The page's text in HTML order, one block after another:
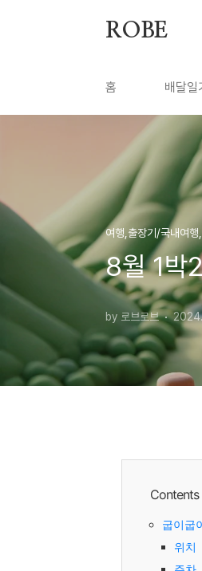
ROBE
홈 배달일
여행,출장기/국내여행,
8월 1박
by 로브로브
Contents
굽이굽
위치